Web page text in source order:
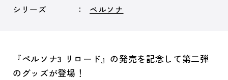
シリーズ ペルソナ
『ペルソナ3 リロード』の発売を記念して第二弾
のグッズが登場！